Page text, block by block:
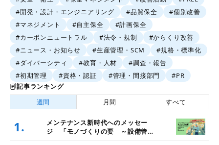
#開発・設計・エンジニアリング
#品質保全
#個別改善
#マネジメント
#自主保全
#計画保全
#カーボンニュートラル
#法令・規制
#からくり改善
#ニュース・お知らせ
#生産管理・SCM
#規格・標準化
#ダイバーシティ
#教育・人材
#調査・報告
#初期管理
#資格・認証 #管理・間接部門
#PR
記事ランキング
週間
月間 すべて
1.
メンテナンス新時代へのメッセー
ジ 「モノづくりの要 ～設備管
理・保全と価値創造～」